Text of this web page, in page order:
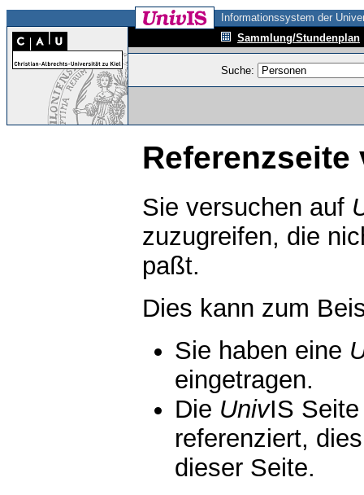
Informationssystem der
Sammlung/Stundenplan
Suche:
Referenzseite
Sie versuchen auf
zuzugreifen, die
paßt.
Dies kann zum
Sie haben eine
eingetragen.
Die UnivIS
referenziert,
dieser Seite.